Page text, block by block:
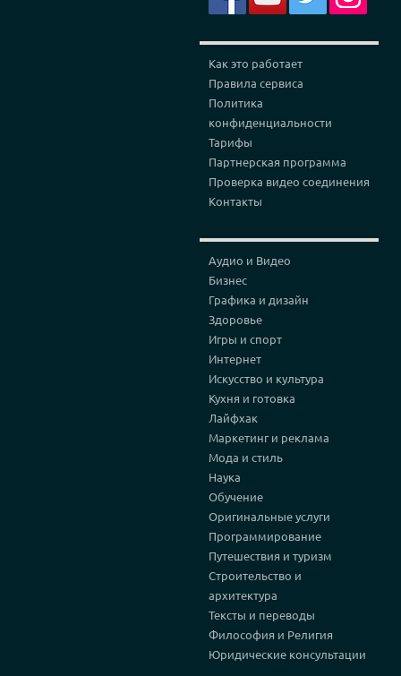
Как это работает
Правила сервиса
Политика
конфиденциальности
Тарифы
Партнерская программа
Проверка видео соединения
Контакты
Аудио и Видео
Бизнес
Графика и дизайн
Здоровье
Игры и спорт
Интернет
Искусство и культура
Кухня и готовка
Лайфхак
Маркетинг и реклама
Мода и стиль
Наука
Обучение
Оригинальные услуги
Программирование
Путешествия и туризм
Строительство и
архитектура
Тексты и переводы
Философия и Религия
Юридические консультации